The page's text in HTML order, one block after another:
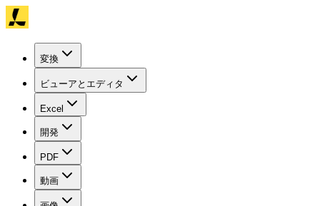
変換
ビューアとエディタ
Excel
開発
PDF
動画